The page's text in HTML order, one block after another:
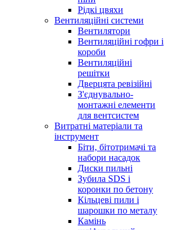
Рідкі цвяхи
Вентиляційні системи
Вентилятори
Вентиляційні гофри і
короби
Вентиляційні
решітки
Дверцята ревізійні
З'єднувально-
монтажні елементи
для вентсистем
Витратні матеріали та
інструмент
Біти, бітотримачі та
набори насадок
Диски пильні
Зубила SDS і
коронки по бетону
Кільцеві пили і
шарошки по металу
Камінь